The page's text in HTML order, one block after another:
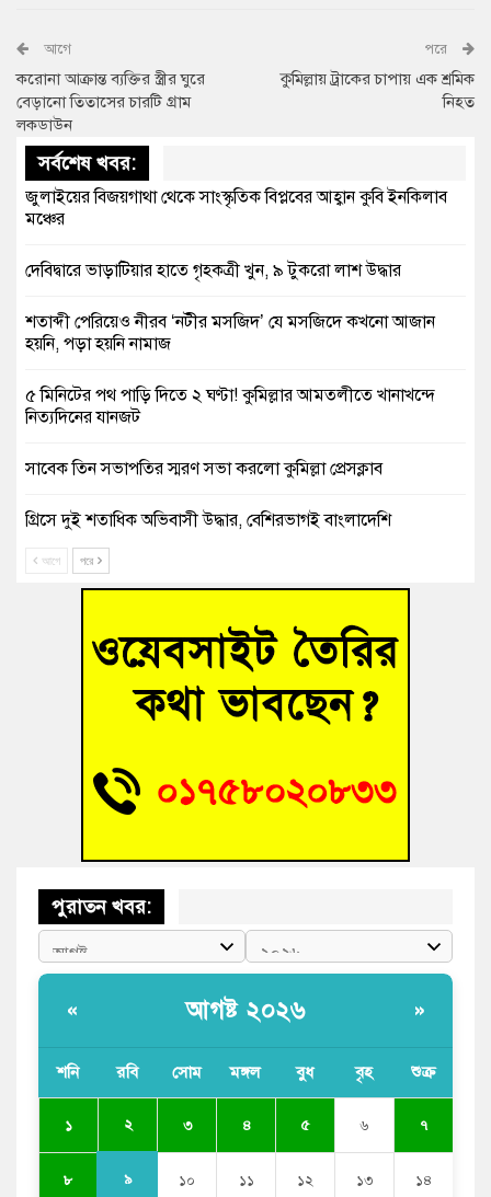
আগে
করোনা আক্রান্ত ব্যক্তির স্ত্রীর ঘুরে
বেড়ানো তিতাসের চারটি গ্রাম
লকডাউন
পরে
কুমিল্লায় ট্রাকের চাপায় এক শ্রমিক
নিহত
সর্বশেষ খবর:
জুলাইয়ের বিজয়গাথা থেকে সাংস্কৃতিক বিপ্লবের আহ্বান কুবি ইনকিলাব
মঞ্চের
দেবিদ্বারে ভাড়াটিয়ার হাতে গৃহকত্রী খুন, ৯ টুকরো লাশ উদ্ধার
শতাব্দী পেরিয়েও নীরব ‘নটীর মসজিদ’ যে মসজিদে কখনো আজান
হয়নি, পড়া হয়নি নামাজ
৫ মিনিটের পথ পাড়ি দিতে ২ ঘণ্টা! কুমিল্লার আমতলীতে খানাখন্দে
নিত্যদিনের যানজট
সাবেক তিন সভাপতির স্মরণ সভা করলো কুমিল্লা প্রেসক্লাব
গ্রিসে দুই শতাধিক অভিবাসী উদ্ধার, বেশিরভাগই বাংলাদেশি
বুড়িচংয়ে নিখোঁজের ৩ দিন পর ফিশারির পুকুরে রিকশাচালকের মরদেহ
“স্পেশাল ট্রাইব্যুনালে জুলাই গণহত্যার বিচার করেন, জনগণ আপনাদের
ছাড়বে না-সাক্কু
ভাষা সৈনিক অজিত গুহ মহাবিদ্যালয়ে জুলাই গণঅভ্যুত্থান দিবসের
‘হাসিনাকে ফেরাতে তৎপরতা’ কুবিতে ১১ শিক্ষককে ঘিরে ফ্যাক্ট-
ফাইন্ডিং কমিটি গঠন
আগে পরে
পুরাতন খবর:
« আগষ্ট ২০২৬ »
শনি রবি সোম মঙ্গল বুধ বৃহ শুক্র
১ ২ ৩ ৪ ৫ ৬ ৭
৮ ৯ ১০ ১১ ১২ ১৩ ১৪